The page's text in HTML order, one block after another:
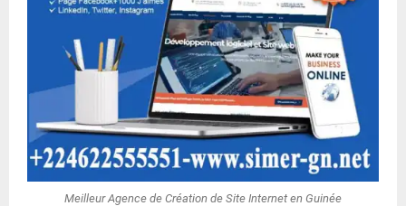
Meilleur Agence de Création de Site Internet en Guinée